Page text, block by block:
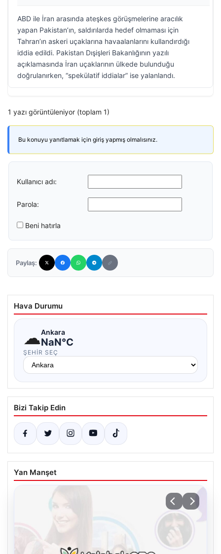
ABD ile İran arasında ateşkes görüşmelerine aracılık
yapan Pakistan’ın, saldırılarda hedef olmaması için
Tahran’ın askeri uçaklarına havaalanlarını kullandırdığı
iddia edildi. Pakistan Dışişleri Bakanlığının yazılı
açıklamasında İran uçaklarının ülkede bulunduğu
doğrulanırken, “spekülatif iddialar” ise yalanlandı.
1 yazı görüntüleniyor (toplam 1)
Bu konuyu yanıtlamak için giriş yapmış olmalısınız.
Kullanıcı adı:
Parola:
Beni hatırla
Paylaş:
Hava Durumu
☁Ankara
NaN°C
ŞEHIR SEÇ
Bizi Takip Edin
Yan Manşet